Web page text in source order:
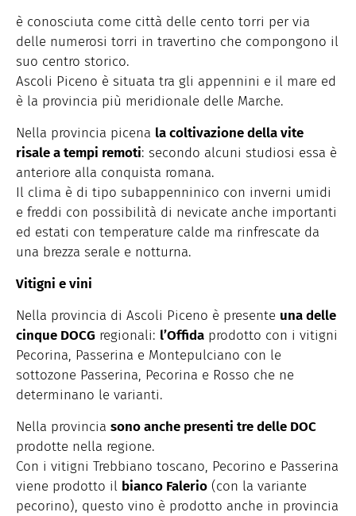
è conosciuta come città delle cento torri per via
delle numerosi torri in travertino che compongono il
suo centro storico.
Ascoli Piceno è situata tra gli appennini e il mare ed
è la provincia più meridionale delle Marche.
Nella provincia picena la coltivazione della vite
risale a tempi remoti: secondo alcuni studiosi essa è
anteriore alla conquista romana.
Il clima è di tipo subappenninico con inverni umidi
e freddi con possibilità di nevicate anche importanti
ed estati con temperature calde ma rinfrescate da
una brezza serale e notturna.
Vitigni e vini
Nella provincia di Ascoli Piceno è presente una delle
cinque DOCG regionali: l’Offida prodotto con i vitigni
Pecorina, Passerina e Montepulciano con le
sottozone Passerina, Pecorina e Rosso che ne
determinano le varianti.
Nella provincia sono anche presenti tre delle DOC
prodotte nella regione.
Con i vitigni Trebbiano toscano, Pecorino e Passerina
viene prodotto il bianco Falerio (con la variante
pecorino), questo vino è prodotto anche in provincia